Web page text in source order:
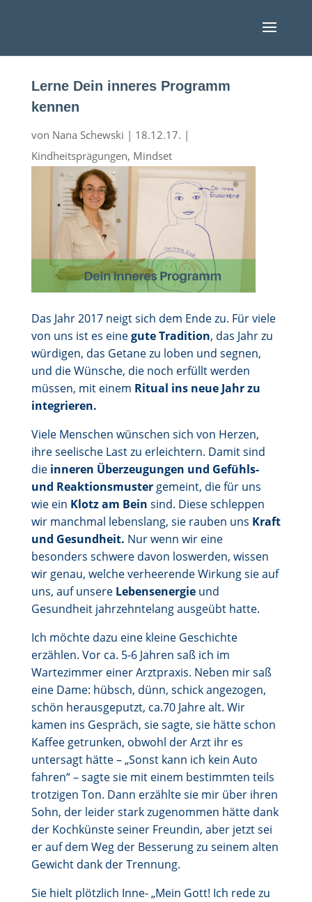
Lerne Dein inneres Programm
kennen
von Nana Schewski | 18.12.17. |
Kindheitsprägungen, Mindset
Das Jahr 2017 neigt sich dem Ende zu. Für viele
von uns ist es einegute Tradition, das Jahr zu
würdigen, das Getane zu loben und segnen,
und die Wünsche, die noch erfüllt werden
müssen, mit einem Ritual ins neue Jahr zu
integrieren.
Viele Menschen wünschen sich von Herzen,
ihre seelische Last zu erleichtern. Damit sind
die inneren Überzeugungen und Gefühls-
und Reaktionsmustergemeint, die für uns
wie ein Klotz am Bein sind. Diese schleppen
wir manchmal lebenslang, sie rauben uns Kraft
und Gesundheit. Nur wenn wir eine
besonders schwere davon loswerden, wissen
wir genau, welche verheerende Wirkung sie auf
uns, auf unsere Lebensenergieund
Gesundheit jahrzehntelang ausgeübt hatte.
Ich möchte dazu eine kleine Geschichte
erzählen. Vor ca. 5-6 Jahren saß ich im
Wartezimmer einer Arztpraxis. Neben mir saß
eine Dame: hübsch, dünn, schick angezogen,
schön herausgeputzt, ca.70 Jahre alt. Wir
kamen ins Gespräch, sie sagte, sie hätte schon
Kaffee getrunken, obwohl der Arzt ihr es
untersagt hätte – „Sonst kann ich kein Auto
fahren“ – sagte sie mit einem bestimmten teils
trotzigen Ton. Dann erzählte sie mir über ihren
Sohn, der leider stark zugenommen hätte dank
der Kochkünste seiner Freundin, aber jetzt sei
er auf dem Weg der Besserung zu seinem alten
Gewicht dank der Trennung.
Sie hielt plötzlich Inne- „Mein Gott! Ich rede zu